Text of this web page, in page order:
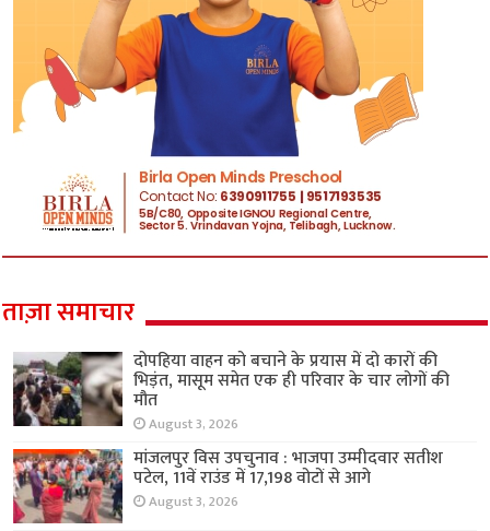
ताज़ा समाचार
दोपहिया वाहन को बचाने के प्रयास में दो कारों की
भिड़ंत, मासूम समेत एक ही परिवार के चार लोगों की
मौत
August 3, 2026
मांजलपुर विस उपचुनाव : भाजपा उम्मीदवार सतीश
पटेल, 11वें राउंड में 17,198 वोटों से आगे
August 3, 2026